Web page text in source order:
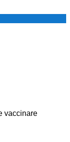
vaccinare